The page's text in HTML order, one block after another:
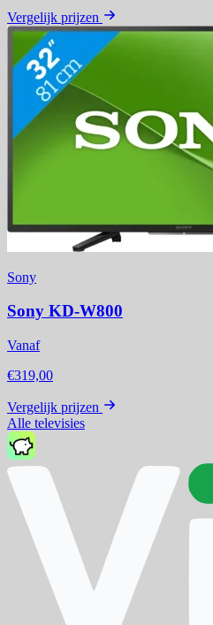
Vergelijk prijzen
Sony
Sony KD-W800
Vanaf
€319,00
Vergelijk prijzen
Alle televisies